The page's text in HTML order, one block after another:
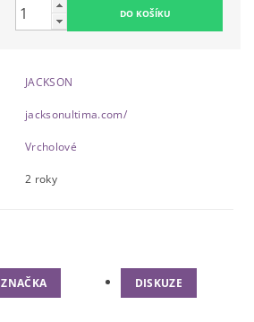
JACKSON
jacksonultima.com/
Vrcholové
2 roky
ZNAČKA DISKUZE